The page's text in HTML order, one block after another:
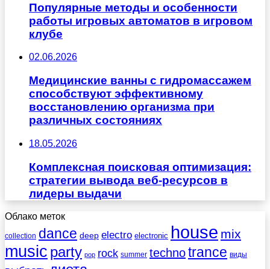
Популярные методы и особенности
работы игровых автоматов в игровом
клубе
02.06.2026
Медицинские ванны с гидромассажем
способствуют эффективному
восстановлению организма при
различных состояниях
18.05.2026
Комплексная поисковая оптимизация:
стратегии вывода веб-ресурсов в
лидеры выдачи
Облако меток
collection dance deep electro electronic house mix
music party pop rock summer technotrance виды